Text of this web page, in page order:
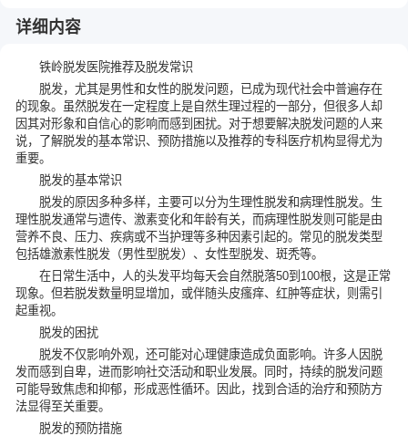
详细内容
铁岭脱发医院推荐及脱发常识
脱发，尤其是男性和女性的脱发问题，已成为现代社会中普遍存在
的现象。虽然脱发在一定程度上是自然生理过程的一部分，但很多人却
因其对形象和自信心的影响而感到困扰。对于想要解决脱发问题的人来
说，了解脱发的基本常识、预防措施以及推荐的专科医疗机构显得尤为
重要。
脱发的基本常识
脱发的原因多种多样，主要可以分为生理性脱发和病理性脱发。生
理性脱发通常与遗传、激素变化和年龄有关，而病理性脱发则可能是由
营养不良、压力、疾病或不当护理等多种因素引起的。常见的脱发类型
包括雄激素性脱发（男性型脱发）、女性型脱发、斑秃等。
在日常生活中，人的头发平均每天会自然脱落50到100根，这是正常
现象。但若脱发数量明显增加，或伴随头皮瘙痒、红肿等症状，则需引
起重视。
脱发的困扰
脱发不仅影响外观，还可能对心理健康造成负面影响。许多人因脱
发而感到自卑，进而影响社交活动和职业发展。同时，持续的脱发问题
可能导致焦虑和抑郁，形成恶性循环。因此，找到合适的治疗和预防方
法显得至关重要。
脱发的预防措施